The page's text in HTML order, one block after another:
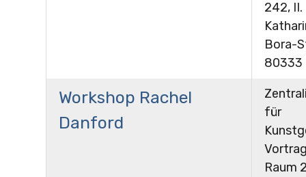
242, II.
Bora-
80333
Workshop Rachel
Danford
für
Raum